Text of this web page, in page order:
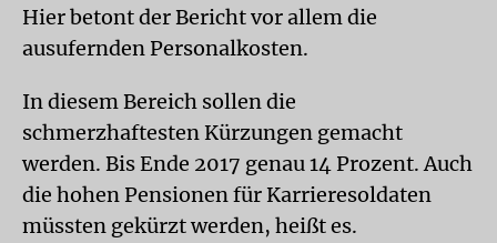
Hier betont der Bericht vor allem die
ausufernden Personalkosten.
In diesem Bereich sollen die
schmerzhaftesten Kürzungen gemacht
werden. Bis Ende 2017 genau 14 Prozent. Auch
die hohen Pensionen für Karrieresoldaten
müssten gekürzt werden, heißt es.